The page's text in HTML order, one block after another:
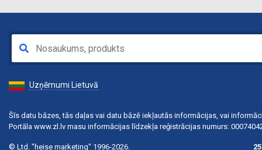
Uzņēmumi Lietuvā
Šīs datu bāzes, tās daļas vai datu bāzē iekļautās informācijas, vai
Portāla www.zl.lv masu informācijas līdzekļa reģistrācijas numurs:
© Ltd. "heise marketing" 1996-2026.